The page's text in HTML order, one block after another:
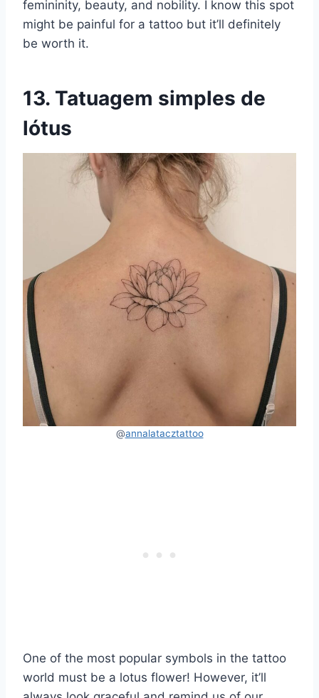
femininity, beauty, and nobility. I know this spot
might be painful for a tattoo but it’ll definitely
be worth it.
13. Tatuagem simples de
lótus
@annalatacztattoo
One of the most popular symbols in the tattoo
world must be a lotus flower! However, it’ll